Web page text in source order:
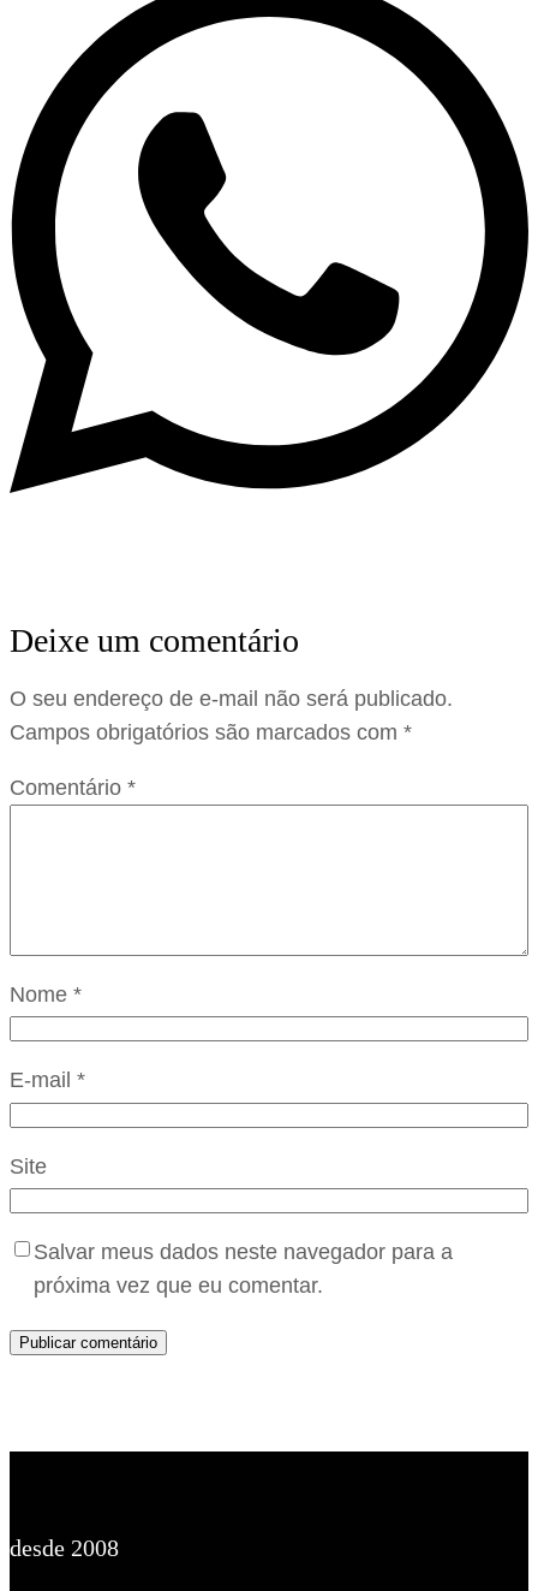
Deixe um comentário
O seu endereço de e-mail não será publicado.
Campos obrigatórios são marcados com *
Comentário *
Nome *
E-mail *
Site
Salvar meus dados neste navegador para a
próxima vez que eu comentar.
desde 2008